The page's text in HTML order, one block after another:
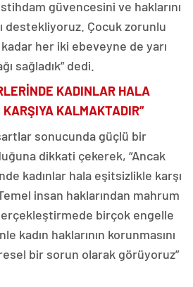
güvencesini ve haklarını
destekliyoruz. Çocuk zorunlu
her iki ebeveyne de yarı
sağladık” dedi.
KADINLAR HALA
KALMAKTADIR”
sonucunda güçlü bir
dikkati çekerek, “Ancak
kadınlar hala eşitsizlikle karşı
insan haklarından mahrum
birçok engelle
kadın haklarının korunmasını
bir sorun olarak görüyoruz”